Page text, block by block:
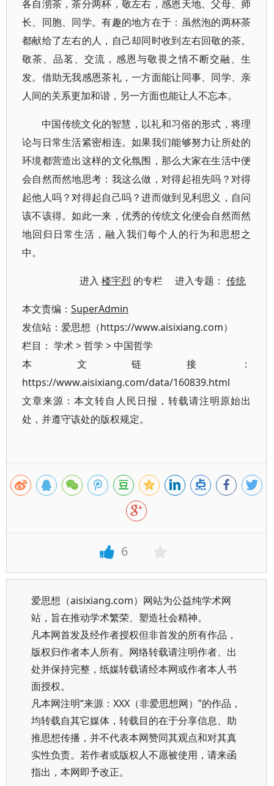
各自沏茶，茶分两杯，敬左右，感恩天地、父母、师
长、同胞、同学。有趣的地方在于：虽然泡的两杯茶
都献给了左右的人，自己却同时收到左右回敬的茶。
敬茶、品茗、交流，感恩与敬畏之情不断交融、生
发。借助无我感恩茶礼，一方面能让同事、同学、亲
人间的关系更加和谐，另一方面也能让人不忘本。
中国传统文化的智慧，以礼和习俗的形式，将理
论与日常生活紧密相连。如果我们能够努力让所处的
环境都营造出这样的文化氛围，那么大家在生活中便
会自然而然地思考：我这么做，对得起祖先吗？对得
起他人吗？对得起自己吗？进而做到见利思义，自问
该不该得。如此一来，优秀的传统文化便会自然而然
地回归日常生活，融入我们每个人的行为和思想之
中。
进入楼宇烈 的专栏 进入专题：传统
本文责编： SuperAdmin
发信站：爱思想（https://www.aisixiang.com）
栏目： 学术>哲学 >中国哲学
本文链接：
https://www.aisixiang.com/data/160839.html
文章来源：本文转自人民日报，转载请注明原始出
处，并遵守该处的版权规定。
6
爱思想（aisixiang.com）网站为公益纯学术网
站，旨在推动学术繁荣、塑造社会精神。
凡本网首发及经作者授权但非首发的所有作品，
版权归作者本人所有。网络转载请注明作者、出
处并保持完整，纸媒转载请经本网或作者本人书
面授权。
凡本网注明“来源：XXX（非爱思想网）”的作品，
均转载自其它媒体，转载目的在于分享信息、助
推思想传播，并不代表本网赞同其观点和对其真
实性负责。若作者或版权人不愿被使用，请来函
指出，本网即予改正。